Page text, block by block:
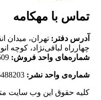
تماس با مهکامه
آدرس دفتر: تهران، میدان
چهارراه لبافی‌نژاد، کوچه انوری،
شماره‌های واحد فروش:
شماره‌‌ی واحد نشر:
کلیه حقوق این وب سایت